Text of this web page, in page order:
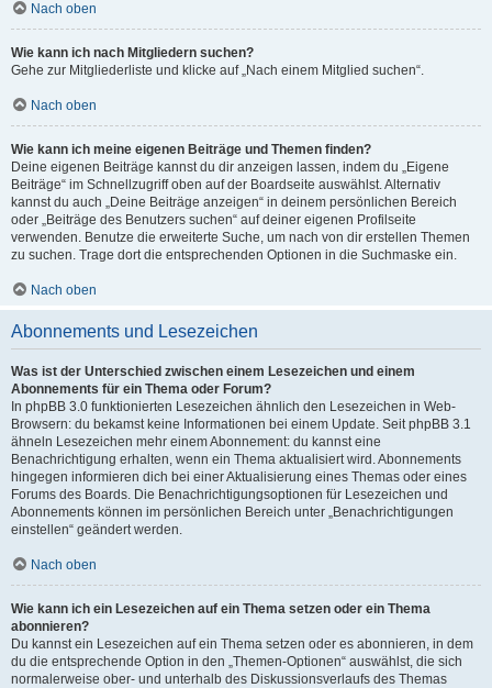
Nach oben
Wie kann ich nach Mitgliedern suchen?
Gehe zur Mitgliederliste und klicke auf „Nach einem Mitglied suchen“.
Nach oben
Wie kann ich meine eigenen Beiträge und Themen finden?
Deine eigenen Beiträge kannst du dir anzeigen lassen, indem du „Eigene
Beiträge“ im Schnellzugriff oben auf der Boardseite auswählst. Alternativ
kannst du auch „Deine Beiträge anzeigen“ in deinem persönlichen Bereich
oder „Beiträge des Benutzers suchen“ auf deiner eigenen Profilseite
verwenden. Benutze die erweiterte Suche, um nach von dir erstellen Themen
zu suchen. Trage dort die entsprechenden Optionen in die Suchmaske ein.
Nach oben
Abonnements und Lesezeichen
Was ist der Unterschied zwischen einem Lesezeichen und einem
Abonnements für ein Thema oder Forum?
In phpBB 3.0 funktionierten Lesezeichen ähnlich den Lesezeichen in Web-
Browsern: du bekamst keine Informationen bei einem Update. Seit phpBB 3.1
ähneln Lesezeichen mehr einem Abonnement: du kannst eine
Benachrichtigung erhalten, wenn ein Thema aktualisiert wird. Abonnements
hingegen informieren dich bei einer Aktualisierung eines Themas oder eines
Forums des Boards. Die Benachrichtigungsoptionen für Lesezeichen und
Abonnements können im persönlichen Bereich unter „Benachrichtigungen
einstellen“ geändert werden.
Nach oben
Wie kann ich ein Lesezeichen auf ein Thema setzen oder ein Thema
abonnieren?
Du kannst ein Lesezeichen auf ein Thema setzen oder es abonnieren, in dem
du die entsprechende Option in den „Themen-Optionen“ auswählst, die sich
normalerweise ober- und unterhalb des Diskussionsverlaufs des Themas